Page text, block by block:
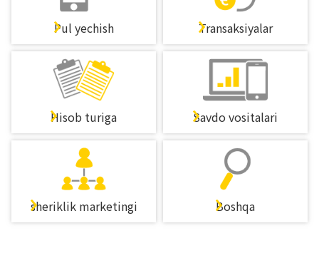
Pul yechish Transaksiyalar
Hisob turiga Savdo vositalari
sheriklik marketingi Boshqa